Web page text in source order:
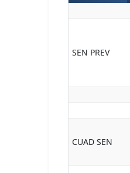
SEN PREV
CUAD SEN